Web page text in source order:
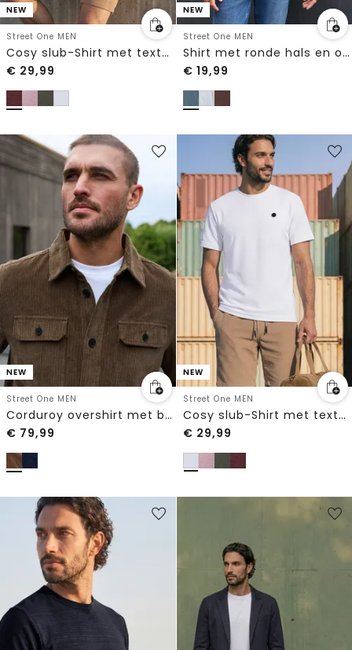
NEW
Street One MEN
Cosy slub-Shirt met textuur
€ 29,99
NEW
Street One MEN
Shirt met ronde hals en opdruk
€ 19,99
NEW
Street One MEN
Corduroy overshirt met borstzakken
€ 79,99
NEW
Street One MEN
Cosy slub-Shirt met textuur
€ 29,99